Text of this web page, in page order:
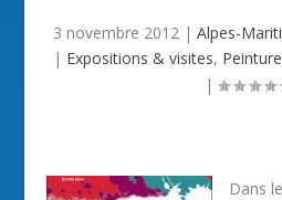
3 novembre 2012 | Alpes-
| Expositions & visites,
|
Dans